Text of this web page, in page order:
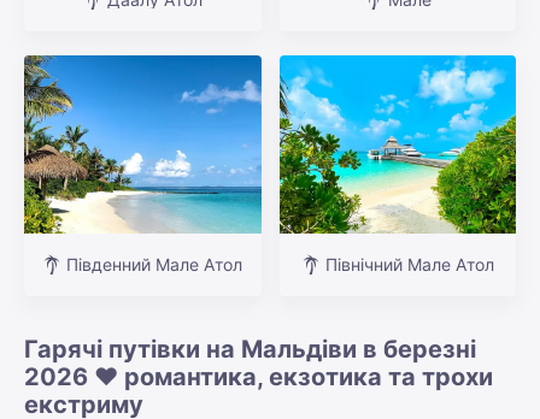
Південний Мале Атол Північний Мале Атол
Гарячі путівки на Мальдіви в березні
2026 ❤️ романтика, екзотика та трохи
екстриму